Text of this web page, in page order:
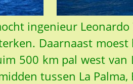
ingenieur
Daarnaast
500 km pal west
tussen La